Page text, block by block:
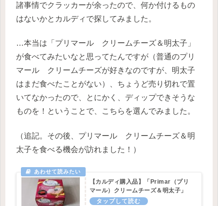
諸事情でクラッカーが余ったので、何か付けるもの
はないかとカルディで探してみました。
…本当は「プリマール クリームチーズ＆明太子」
が食べてみたいなと思ってたんですが（普通のプリ
マール クリームチーズが好きなのですが、明太子
はまだ食べたことがない）、ちょうど売り切れで置
いてなかったので、とにかく、ディップできそうな
ものを！ということで、こちらを選んでみました。
（追記。その後、プリマール クリームチーズ＆明
太子を食べる機会が訪れました！）
【カルディ購入品】「Primar（プリ
マール）クリームチーズ＆明太子」